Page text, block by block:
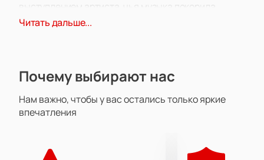
сердца миллионов слушателей по всему миру. В
элементы классической оперы и современной
Театр драмы им. Горького, расположенный в самом
сердце города, предоставляет идеальные условия
театра славится своей великолепной акустикой и
Читать дальше...
Почему выбирают нас
Нам важно, чтобы у вас остались только яркие
впечатления